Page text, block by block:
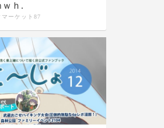
ｗｈ.
マーケット87